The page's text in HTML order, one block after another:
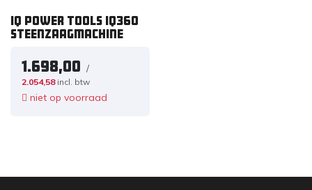
IQ Power Tools IQ360
Steenzaagmachine
1.698,00 /
2.054,58 incl. btw
niet op voorraad